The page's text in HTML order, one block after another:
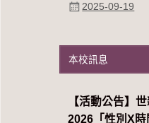
2025-09-19
本校訊息
【活動公告】
2026「性別Χ